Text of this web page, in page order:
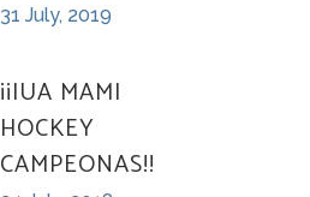
31 July, 2019
¡¡IUA MAMI
HOCKEY
CAMPEONAS!!